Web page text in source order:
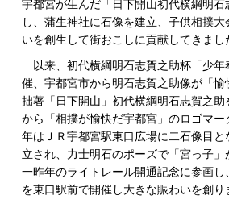
宇都宮が生んだ「日下開山初代横綱明石
し、蒲生神社に石像を建立、子供相撲
いを創生して街おこしに貢献してきまし
以来、初代横綱明石志賀之助杯「少年
催、宇都宮市から明石志賀之助像が「愉
拙著「日下開山」初代横綱明石志賀之
から「相撲が愉快だ宇都宮」のロゴマ
年はＪＲ宇都宮駅東口広場に二石像目
立され、力士明石のポーズで「宮っ子」
一昨年のライトレール開通記念に参画し
を東口駅前で開催し大きな賑わいを創り